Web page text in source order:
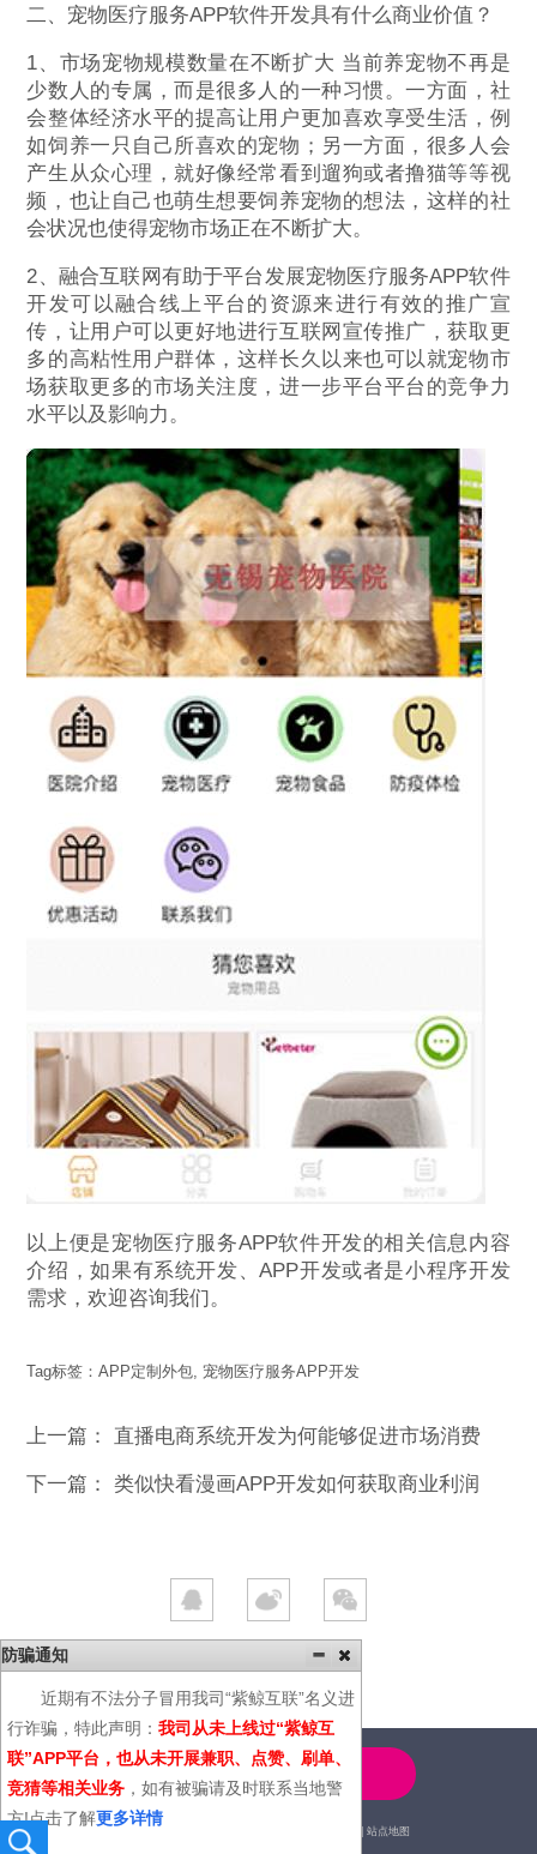
二、宠物医疗服务APP软件开发具有什么商业价值？
1、市场宠物规模数量在不断扩大 当前养宠物不再是
少数人的专属，而是很多人的一种习惯。一方面，社
会整体经济水平的提高让用户更加喜欢享受生活，例
如饲养一只自己所喜欢的宠物；另一方面，很多人会
产生从众心理，就好像经常看到遛狗或者撸猫等等视
频，也让自己也萌生想要饲养宠物的想法，这样的社
会状况也使得宠物市场正在不断扩大。
2、融合互联网有助于平台发展宠物医疗服务APP软件
开发可以融合线上平台的资源来进行有效的推广宣
传，让用户可以更好地进行互联网宣传推广，获取更
多的高粘性用户群体，这样长久以来也可以就宠物市
场获取更多的市场关注度，进一步平台平台的竞争力
水平以及影响力。
以上便是宠物医疗服务APP软件开发的相关信息内容
介绍，如果有系统开发、APP开发或者是小程序开发
需求，欢迎咨询我们。
Tag标签：APP定制外包 ,宠物医疗服务APP开发
上一篇： 直播电商系统开发为何能够促进市场消费
下一篇：类似快看漫画APP开发如何获取商业利润
4000-600-366
站点地图
防骗通知
近期有不法分子冒用我司“紫鲸互联”名义进
行诈骗，特此声明： 我司从未上线过“紫鲸互
联”APP平台，也从未开展兼职、点赞、刷单、
竞猜等相关业务 ，如有被骗请及时联系当地警
方!点击了解更多详情